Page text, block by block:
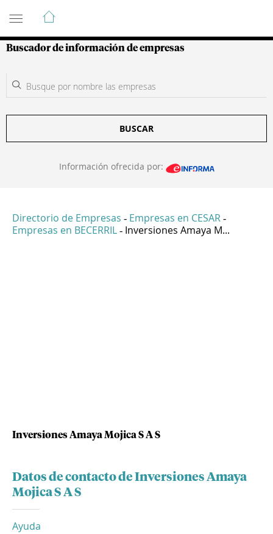
Guía de Empresas Colombianas
Buscador de información de empresas
BUSCAR
Información ofrecida por:
Directorio de Empresas - Empresas en CESAR -
Empresas en BECERRIL - Inversiones Amaya M...
Inversiones Amaya Mojica S A S
Datos de contacto de Inversiones Amaya
Mojica S A S
Ayuda